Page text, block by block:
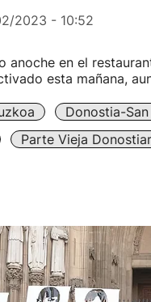
2023 - 10:52
anoche en el
esta mañana,
Donostia-
Parte Vieja